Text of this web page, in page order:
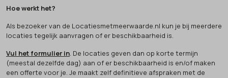
Hoe werkt het?
Als bezoeker van de Locatiesmetmeerwaarde.nl kun je bij meerdere
locaties tegelijk aanvragen of er beschikbaarheid is.
Vul het formulier in. De locaties geven dan op korte termijn
(meestal dezelfde dag) aan of er beschikbaarheid is en/of maken
een offerte voor je. Je maakt zelf definitieve afspraken met de